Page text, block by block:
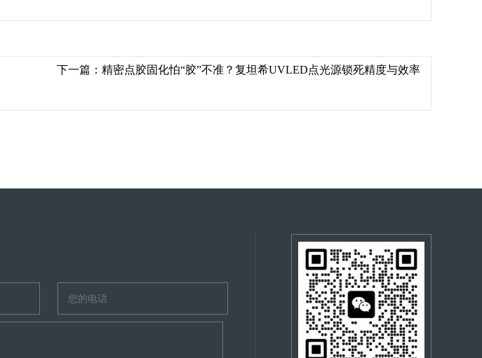
下一篇： 精密点胶固化怕“胶”不准？复坦希UVLED点光源锁死精度与效率